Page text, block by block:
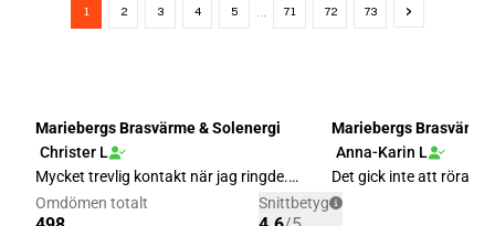
1 2 3 4 5 … 71 72 73